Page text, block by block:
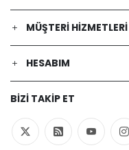
MÜŞTERI HIZMETLERI
HESABIM
BIZI TAKIP ET